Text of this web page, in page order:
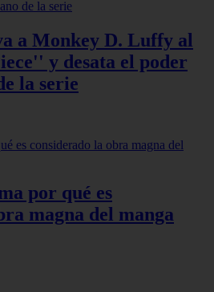
a Monkey D. Luffy al
y desata el poder
la serie
por qué es
magna del manga